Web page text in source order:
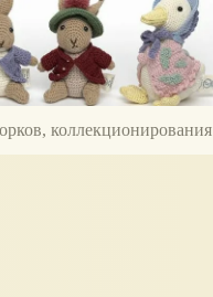
коллекционирования